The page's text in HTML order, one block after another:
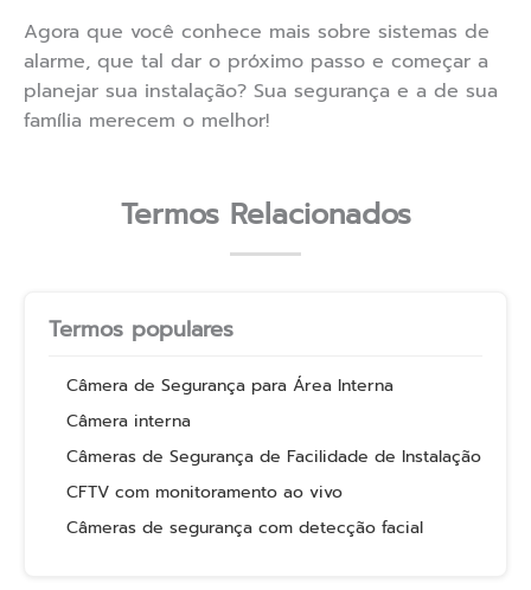
Agora que você conhece mais sobre sistemas de
alarme, que tal dar o próximo passo e começar a
planejar sua instalação? Sua segurança e a de sua
família merecem o melhor!
Termos Relacionados
Termos populares
Câmera de Segurança para Área Interna
Câmera interna
Câmeras de Segurança de Facilidade de Instalação
CFTV com monitoramento ao vivo
Câmeras de segurança com detecção facial